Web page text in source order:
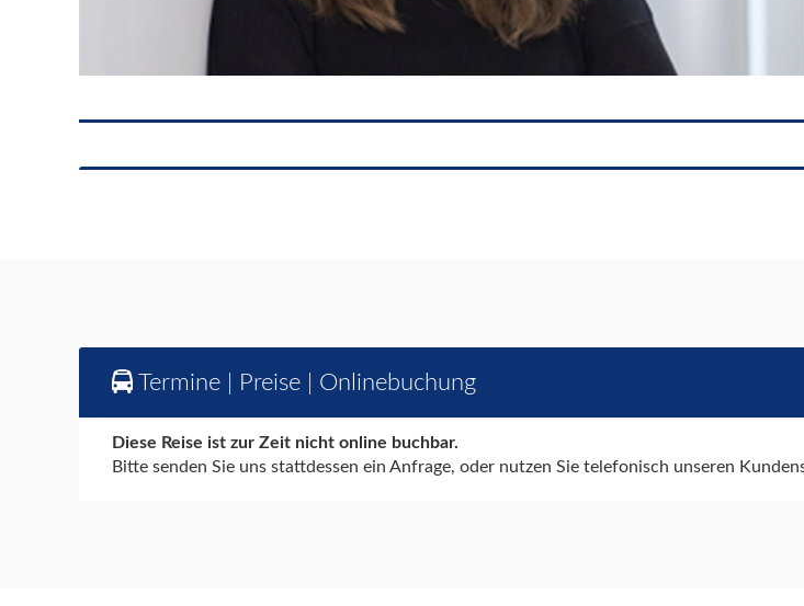
Termine | Preise | Onlinebuchung
Diese Reise ist zur Zeit nicht online buchbar.
Bitte senden Sie uns stattdessen ein Anfrage, oder nutzen Sie telefonisch unseren